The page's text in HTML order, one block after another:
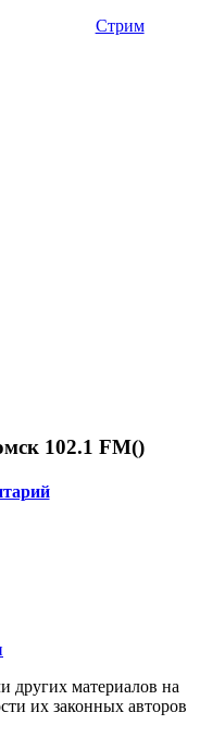
Стрим
102.1 FM()
других материалов на
их законных авторов